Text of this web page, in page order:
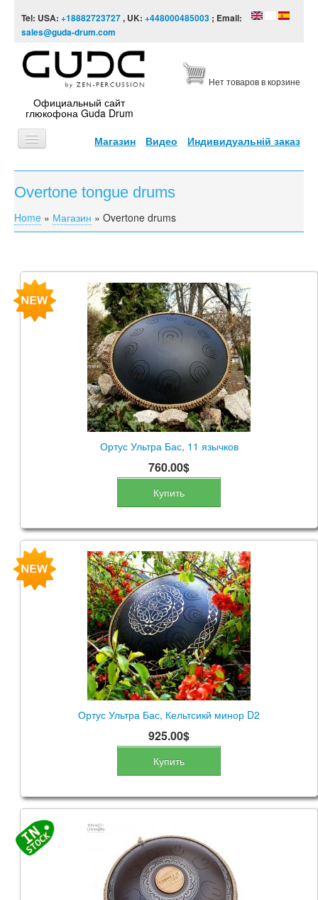
Tel: USA: +18882723727, UK: +448000485003 ; Email:
sales@guda-drum.com
Официальный сайт
глюкофона Guda Drum
Нет товаров в корзине
Магазин Видео Индивидуальній заказ
ГЛАВНАЯ
ТИПЫ
ДИЗАЙНЫ
ИНФОРМАЦИЯ
Overtone tongue drums
You are here
Home » Магазин » Overtone drums
Ортус Ультра Бас, 11 язычков
760.00$
Купить
Ортус Ультра Бас, Кельтсикй минор D2
925.00$
Купить